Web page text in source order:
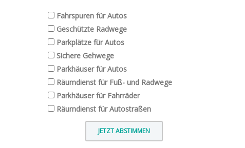
Fahrspuren für Autos
Geschützte Radwege
Parkplätze für Autos
Sichere Gehwege
Parkhäuser für Autos
Räumdienst für Fuß- und Radwege
Parkhäuser für Fahrräder
Räumdienst für Autostraßen